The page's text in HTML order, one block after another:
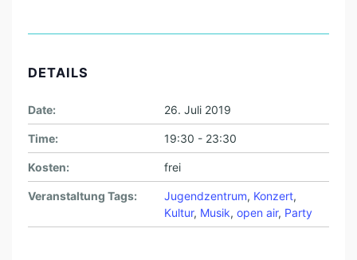
DETAILS
Date: 26. Juli 2019
Time: 19:30 - 23:30
Kosten: frei
Veranstaltung Tags: Jugendzentrum, Konzert,
Kultur, Musik, open air, Party